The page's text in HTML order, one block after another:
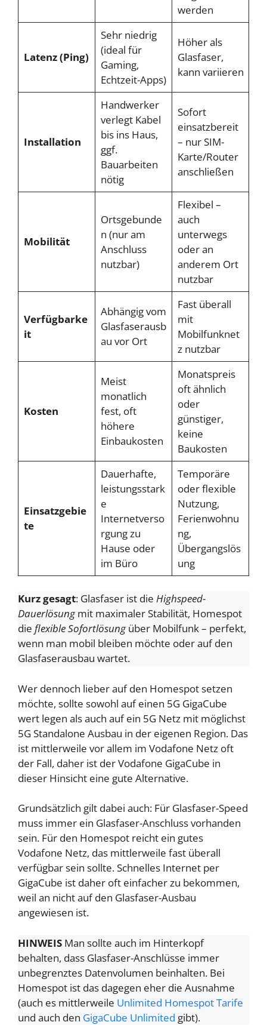
werden
Latenz (Ping)
Sehr niedrig
(ideal für
Gaming,
Echtzeit-Apps)
Höher als
Glasfaser,
kann variieren
Installation
Handwerker
verlegt Kabel
bis ins Haus,
ggf.
Bauarbeiten
nötig
Sofort
einsatzbereit
– nur SIM-
Karte/Router
anschließen
Mobilität
Ortsgebunde
n (nur am
Anschluss
nutzbar)
Flexibel –
auch
unterwegs
oder an
anderem Ort
nutzbar
Verfügbarke
it
Abhängig vom
Glasfaserausb
au vor Ort
Fast überall
mit
Mobilfunknet
z nutzbar
Kosten
Meist
monatlich
fest, oft
höhere
Einbaukosten
Monatspreis
oft ähnlich
oder
günstiger,
keine
Baukosten
Einsatzgebie
te
Dauerhafte,
leistungsstark
e
Internetverso
rgung zu
Hause oder
im Büro
Temporäre
oder flexible
Nutzung,
Ferienwohnu
ng,
Übergangslös
ung
Kurz gesagt: Glasfaser ist die Highspeed-
Dauerlösungmit maximaler Stabilität, Homespot
die flexible Sofortlösungüber Mobilfunk – perfekt,
wenn man mobil bleiben möchte oder auf den
Glasfaserausbau wartet.
Wer dennoch lieber auf den Homespot setzen
möchte, sollte sowohl auf einen 5G GigaCube
wert legen als auch auf ein 5G Netz mit möglichst
5G Standalone Ausbau in der eigenen Region. Das
ist mittlerweile vor allem im Vodafone Netz oft
der Fall, daher ist der Vodafone GigaCube in
dieser Hinsicht eine gute Alternative.
Grundsätzlich gilt dabei auch: Für Glasfaser-Speed
muss immer ein Glasfaser-Anschluss vorhanden
sein. Für den Homespot reicht ein gutes
Vodafone Netz, das mittlerweile fast überall
verfügbar sein sollte. Schnelles Internet per
GigaCube ist daher oft einfacher zu bekommen,
weil an nicht auf den Glasfaser-Ausbau
angewiesen ist.
HINWEIS Man sollte auch im Hinterkopf
behalten, dass Glasfaser-Anschlüsse immer
unbegrenztes Datenvolumen beinhalten. Bei
Homespot ist das dagegen eher die Ausnahme
(auch es mittlerweile Unlimited Homespot Tarife
und auch den GigaCube Unlimited gibt).